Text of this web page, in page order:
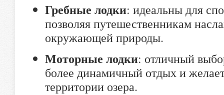
Гребные лодки: идеальны для
позволяя путешественникам
окружающей природы.
Моторные лодки: отличный
более динамичный отдых и
территории озера.